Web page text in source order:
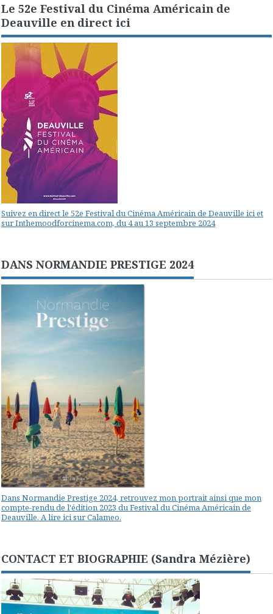
Le 52e Festival du Cinéma Américain de
Deauville en direct ici
Suivez en direct le 52e Festival du Cinéma Américain de Deauville ici et
sur Inthemoodforcinema.com, du 4 au 13 septembre 2024
DANS NORMANDIE PRESTIGE 2024
Dans Normandie Prestige 2024, retrouvez mon portrait ainsi que mon
compte-rendu de l'édition 2023 du Festival du Cinéma Américain de
Deauville. A lire ici sur Calameo.
CONTACT ET BIOGRAPHIE (Sandra Mézière)